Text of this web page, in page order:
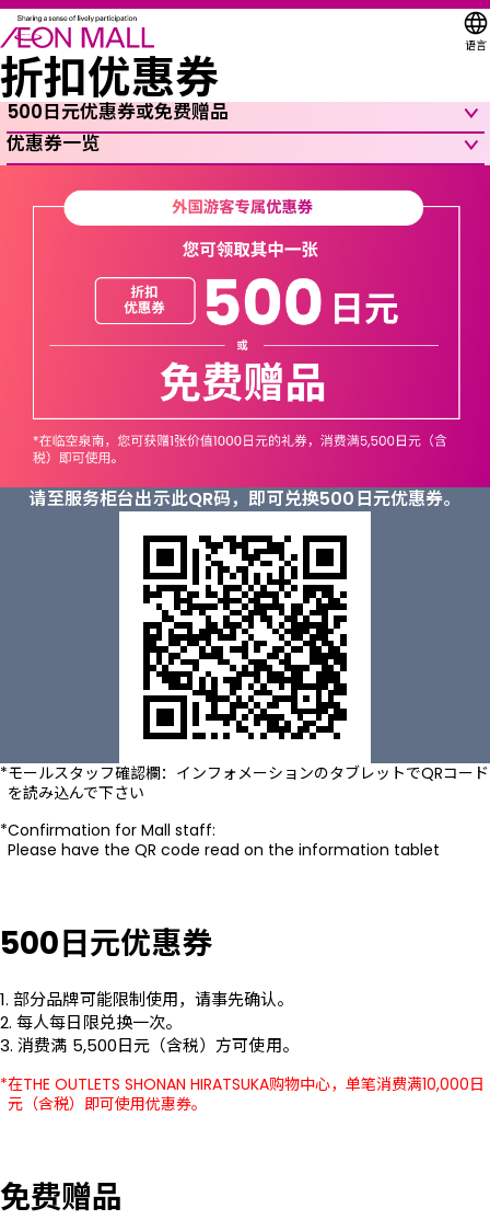
语言
折扣优惠券
500日元优惠券或免费赠品
优惠券一览
500日元优惠券
1. 部分品牌可能限制使用，请事先确认。
2. 每人每日限兑换一次。
3. 消费满 5,500日元（含税）方可使用。
在THE OUTLETS SHONAN HIRATSUKA购物中心，单笔消费满10,000日
元（含税）即可使用优惠券。
免费赠品
请至服务柜台出示此QR码，即可兑换500日元优惠券。
モールスタッフ確認欄：インフォメーションのタブレットでQRコード
を読み込んで下さい
Confirmation for Mall staff:
Please have the QR code read on the information tablet